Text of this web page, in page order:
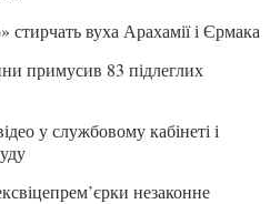
вуха Арахамії і Єрмака
примусив 83 підлеглих
у службовому кабінеті і
незаконне